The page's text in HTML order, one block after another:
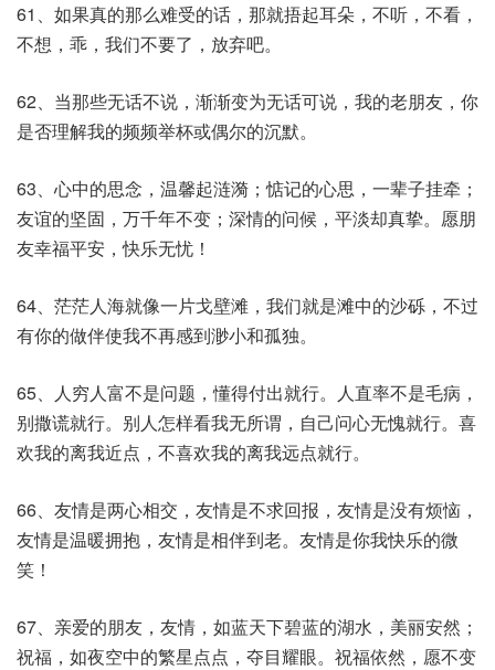
61、如果真的那么难受的话，那就捂起耳朵，不听，不看，
不想，乖，我们不要了，放弃吧。
62、当那些无话不说，渐渐变为无话可说，我的老朋友，你
是否理解我的频频举杯或偶尔的沉默。
63、心中的思念，温馨起涟漪；惦记的心思，一辈子挂牵；
友谊的坚固，万千年不变；深情的问候，平淡却真挚。愿朋
友幸福平安，快乐无忧！
64、茫茫人海就像一片戈壁滩，我们就是滩中的沙砾，不过
有你的做伴使我不再感到渺小和孤独。
65、人穷人富不是问题，懂得付出就行。人直率不是毛病，
别撒谎就行。别人怎样看我无所谓，自己问心无愧就行。喜
欢我的离我近点，不喜欢我的离我远点就行。
66、友情是两心相交，友情是不求回报，友情是没有烦恼，
友情是温暖拥抱，友情是相伴到老。友情是你我快乐的微
笑！
67、亲爱的朋友，友情，如蓝天下碧蓝的湖水，美丽安然；
祝福，如夜空中的繁星点点，夺目耀眼。祝福依然，愿不变